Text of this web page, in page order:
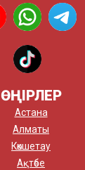
ӨҢІРЛЕР
Астана
Алматы
Көкшетау
Ақтөбе